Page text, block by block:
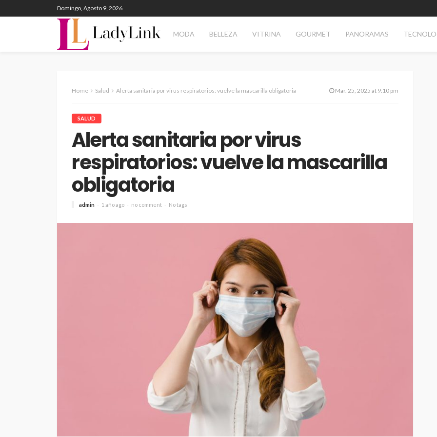
Domingo, Agosto 9, 2026
MODA BELLEZA VITRINA GOURMET PANORAMAS
Home Salud Alerta sanitaria por virus respiratorios: vuelve la mascarilla obligatoria Mar. 25, 2025 at 9:10 pm
SALUD
Alerta sanitaria por virus
respiratorios: vuelve la mascarilla
obligatoria
admin 1 año ago no comment No tags
McKay entregó el primer auto
híbrido de su gran concurso
71
tecnología
Andrea Essus